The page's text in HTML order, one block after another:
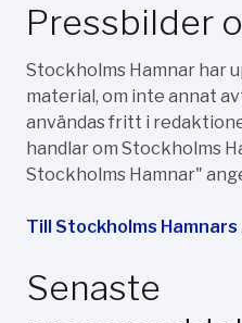
Pressbilder
Stockholms Hamnar har
material, om inte annat
användas fritt i
handlar om Stockholms
Stockholms Hamnar"
Till Stockholms
Senaste